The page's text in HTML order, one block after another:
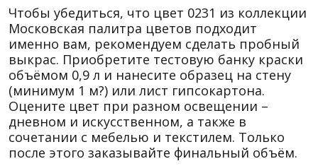
Чтобы убедиться, что цвет 0231 из коллекции
Московская палитра цветов подходит
именно вам, рекомендуем сделать пробный
выкрас. Приобретите тестовую банку краски
объёмом 0,9 л и нанесите образец на стену
(минимум 1 м?) или лист гипсокартона.
Оцените цвет при разном освещении –
дневном и искусственном, а также в
сочетании с мебелью и текстилем. Только
после этого заказывайте финальный объём.